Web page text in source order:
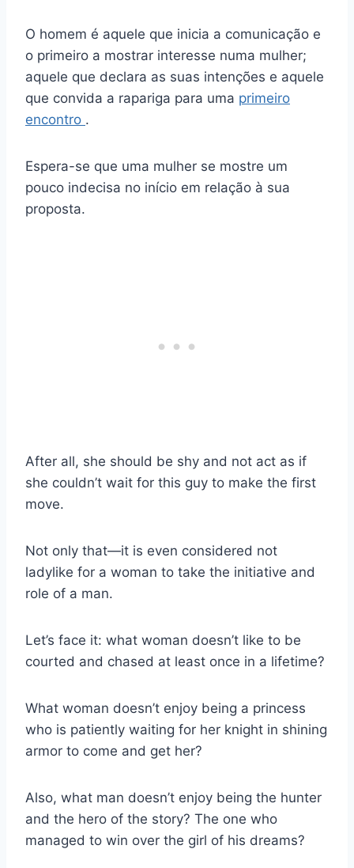
O homem é aquele que inicia a comunicação e
o primeiro a mostrar interesse numa mulher;
aquele que declara as suas intenções e aquele
que convida a rapariga para uma primeiro
encontro .
Espera-se que uma mulher se mostre um
pouco indecisa no início em relação à sua
proposta.
After all, she should be shy and not act as if
she couldn’t wait for this guy to make the first
move.
Not only that—it is even considered not
ladylike for a woman to take the initiative and
role of a man.
Let’s face it: what woman doesn’t like to be
courted and chased at least once in a lifetime?
What woman doesn’t enjoy being a princess
who is patiently waiting for her knight in shining
armor to come and get her?
Also, what man doesn’t enjoy being the hunter
and the hero of the story? The one who
managed to win over the girl of his dreams?